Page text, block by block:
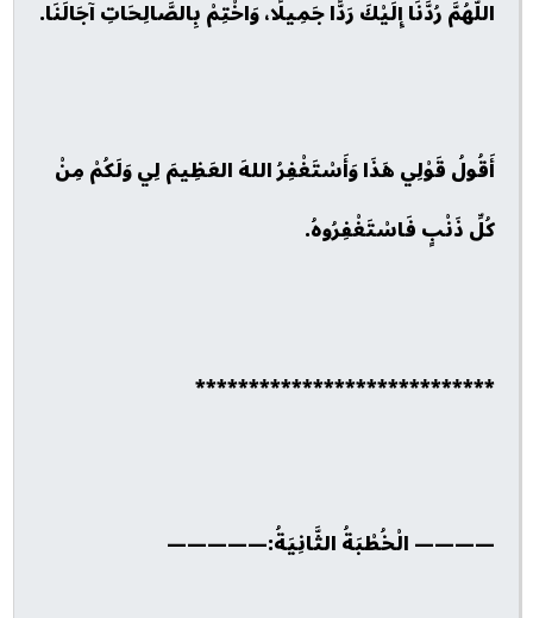
اللَّهُمَّ رُدَّنَا إِلَيْكَ رَدًّا جَمِيلًا، وَاخْتِمْ بِالصَّالِحَاتِ آجَالَنَا.
أَقُولُ قَوْلِي هَذَا وَأَسْتَغْفِرُ اللهَ العَظِيمَ لِي وَلَكُمْ مِنْ
كُلِّ ذَنْبٍ فَاسْتَغْفِرُوهُ.
****************************
———— الْخُطْبَةُ الثَّانِيَةُ:—————